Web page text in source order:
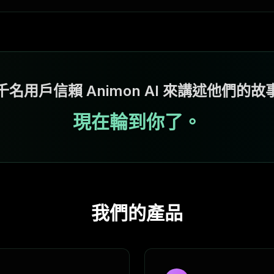
名用戶信賴 Animon AI 來講述他們的故
現在輪到你了。
我們的產品